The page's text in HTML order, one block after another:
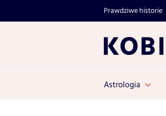
Prawdziwe historie
Astrologia